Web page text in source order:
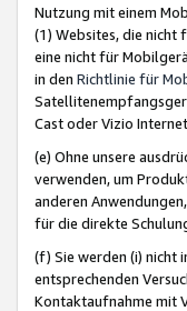
Nutzung mit einem
(1) Websites, die nicht
eine nicht für
in den Richtlinie für
Cast oder Vizio
(e) Ohne unsere
verwenden, um
anderen
für die direkte
(f) Sie werden (i) nicht
entsprechenden
Kontaktaufnahme mit